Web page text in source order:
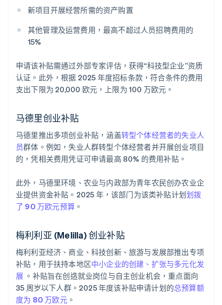
新项目开展经营所需的资产购置
其他管理及运营费用，最高不超过人员招聘费用的
15%
申请该补贴需通过外部专家评估，获得“科技型企业”资质
认证。此外，根据 2025 年度招标条款，符合条件的费用
支出下限为 20,000 欧元，上限为 100 万欧元。
马德里创业补贴
马德里推出多项创业补贴，涵盖转型个体经营者的失业人
员群体。例如，失业人群转型个体经营者并开展创业项目
的，凭相关费用凭证可申请最高 80% 的费用补贴。
此外，马德里环境、农业与内政部为青年农民创办农业企
业提供资金补贴。2025 年，该部门为该类补贴计划划拨
了 90 万欧元预算 。
梅利利亚 (Melilla) 创业补贴
梅利利亚经济、商业、科技创新、旅游与发展部推出专项
补贴，用于扶持本地区中小企业的创建、扩张与多元化发
展 。补贴旨在创造就业岗位与自主创业机会，重点面向
35 周岁以下人群。2025 年度该补贴申请计划的总预算额
度为 80 万欧元。